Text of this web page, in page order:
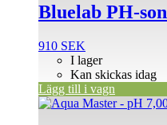
Bluelab PH-
910 SEK
I lager
Kan skickas idag
Lägg till i vagn